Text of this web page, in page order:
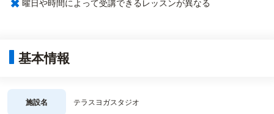
曜日や時間によって受講できるレッスンが異なる
基本情報
施設名 テラスヨガスタジオ